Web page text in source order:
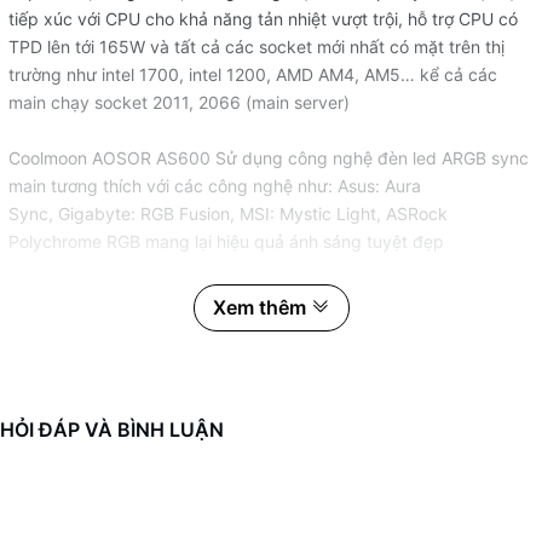
tiếp xúc với CPU cho khả năng tản nhiệt vượt trội, hỗ trợ CPU có
TPD lên tới 165W và tất cả các socket mới nhất có mặt trên thị
trường như intel 1700, intel 1200, AMD AM4, AM5… kể cả các
main chạy socket 2011, 2066 (main server)
Coolmoon AOSOR AS600 Sử dụng công nghệ đèn led ARGB sync
main tương thích với các công nghệ như: Asus: Aura
Sync, Gigabyte: RGB Fusion, MSI: Mystic Light, ASRock
Polychrome RGB mang lại hiệu quả ánh sáng tuyệt đẹp
- Kích thước sản phẩm: 120(L)X 95(w)X 155(H)mm
- Lưu lượng gió: 76CFM±10%(MAX)
Xem thêm
HỎI ĐÁP VÀ BÌNH LUẬN